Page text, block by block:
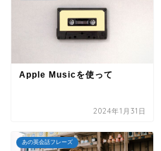
Apple Musicを使って
2024年1月31日
あの英会話フレーズ